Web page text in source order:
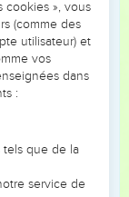
j’envoie
l’épée, la
retrancher
qui en
verrez leur
du
tout ce que je
cookies », vous
(comme des
utilisateur) et
vos
dans
:
tels que de la
service de